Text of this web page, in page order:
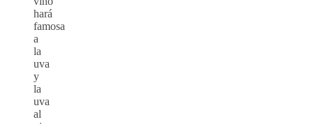
hará
famosa
a
la
uva
y
la
uva
al